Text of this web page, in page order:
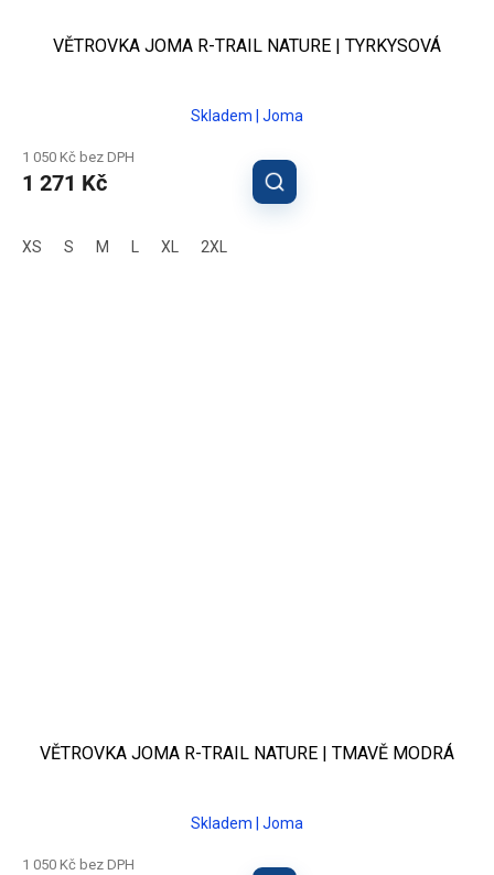
VĚTROVKA JOMA R-TRAIL NATURE | TYRKYSOVÁ
Skladem | Joma
1 050 Kč bez DPH
1 271 Kč
XS S M XL 2XL
VĚTROVKA JOMA R-TRAIL NATURE | TMAVĚ MODRÁ
Skladem | Joma
1 050 Kč bez DPH